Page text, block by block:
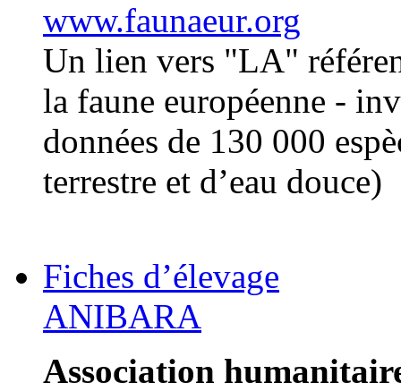
www.faunaeur.org
Un lien vers "LA"
la faune européenne -
données de 130 000
terrestre et d’eau douce)
Fiches d’élevage
ANIBARA
Association